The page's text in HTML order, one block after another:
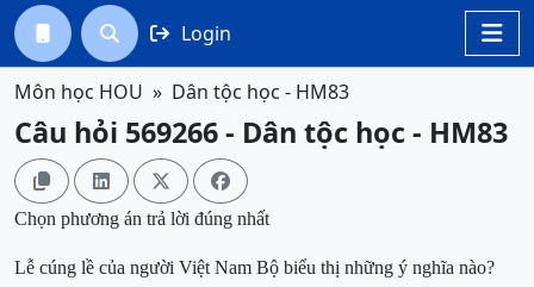

  Login
Môn học HOU Dân tộc học - HM83
Câu hỏi 569266 - Dân tộc học - HM83
   
Chọn phương án trả lời đúng nhất
Lễ cúng lề của người Việt Nam Bộ biểu thị những ý nghĩa nào?